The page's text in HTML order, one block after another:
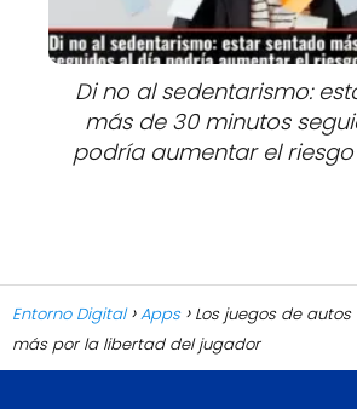
Di no al sedentarismo:
más de 30 minutos
podría aumentar el
Entorno Digital Apps
Los juegos de
más por la libertad del jugador